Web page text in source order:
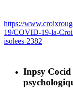
https://
19/COVID-19-la-
isolees-2382
Inpsy